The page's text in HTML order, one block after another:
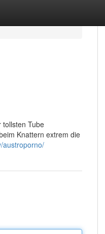
tollsten Tube
Knattern extrem die
austroporno/